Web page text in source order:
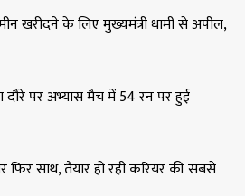
खरीदने के लिए मुख्यमंत्री धामी से अपील,
दौरे पर अभ्यास मैच में 54 रन पर हुई
फिर साथ, तैयार हो रही करियर की सबसे